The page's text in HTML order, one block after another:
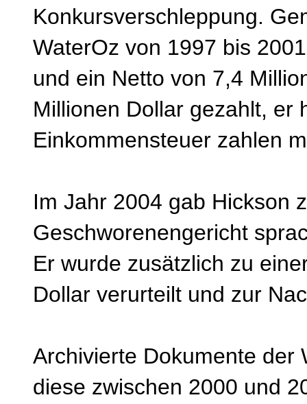
Konkursverschleppung.
WaterOz von 1997 bis
und ein Netto von 7,4
Millionen Dollar gezahlt, er
Einkommensteuer zahlen
Im Jahr 2004 gab Hickson
Geschworenengericht
Er wurde zusätzlich zu
Dollar verurteilt und zur
Archivierte Dokumente der
diese zwischen 2000 und